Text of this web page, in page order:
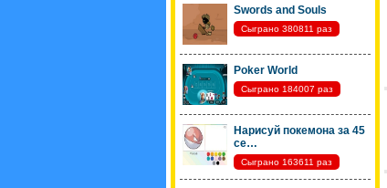
Swords and Souls
Сыграно 380811 раз
Poker World
Сыграно 184007 раз
Нарисуй покемона за 45
се…
Сыграно 163611 раз